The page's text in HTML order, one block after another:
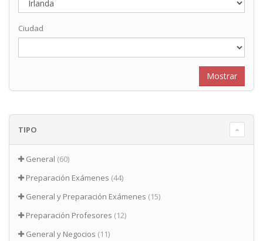
Ciudad
TIPO
General (60)
Preparación Exámenes (44)
General y Preparación Exámenes (15)
Preparación Profesores (12)
General y Negocios (11)